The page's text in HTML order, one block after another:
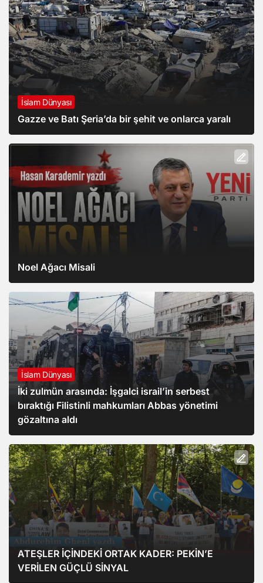
İslam Dünyası
Gazze ve Batı Şeria’da bir şehit ve onlarca yaralı
Noel Ağacı Misali
İslam Dünyası
İki zulmün arasında: İşgalci israil’in serbest
bıraktığı Filistinli mahkumları Abbas yönetimi
gözaltına aldı
ATEŞLER İÇİNDEKİ ORTAK KADER: PEKİN’E
VERİLEN GÜÇLÜ SİNYAL